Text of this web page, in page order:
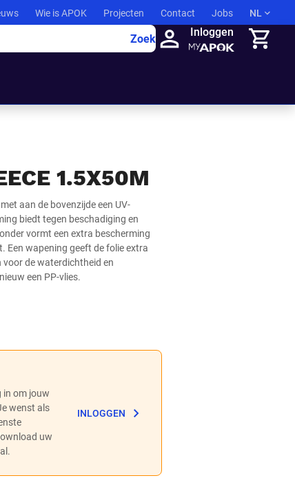
Wie is APOK Projecten Contact Jobs NL
Zoek
Inloggen
1.5X50M
aan de bovenzijde een UV-
biedt tegen beschadiging en
vormt een extra bescherming
Een wapening geeft de folie extra
de waterdichtheid en
een PP-vlies.
in om jouw
wenst als
uw
INLOGGEN